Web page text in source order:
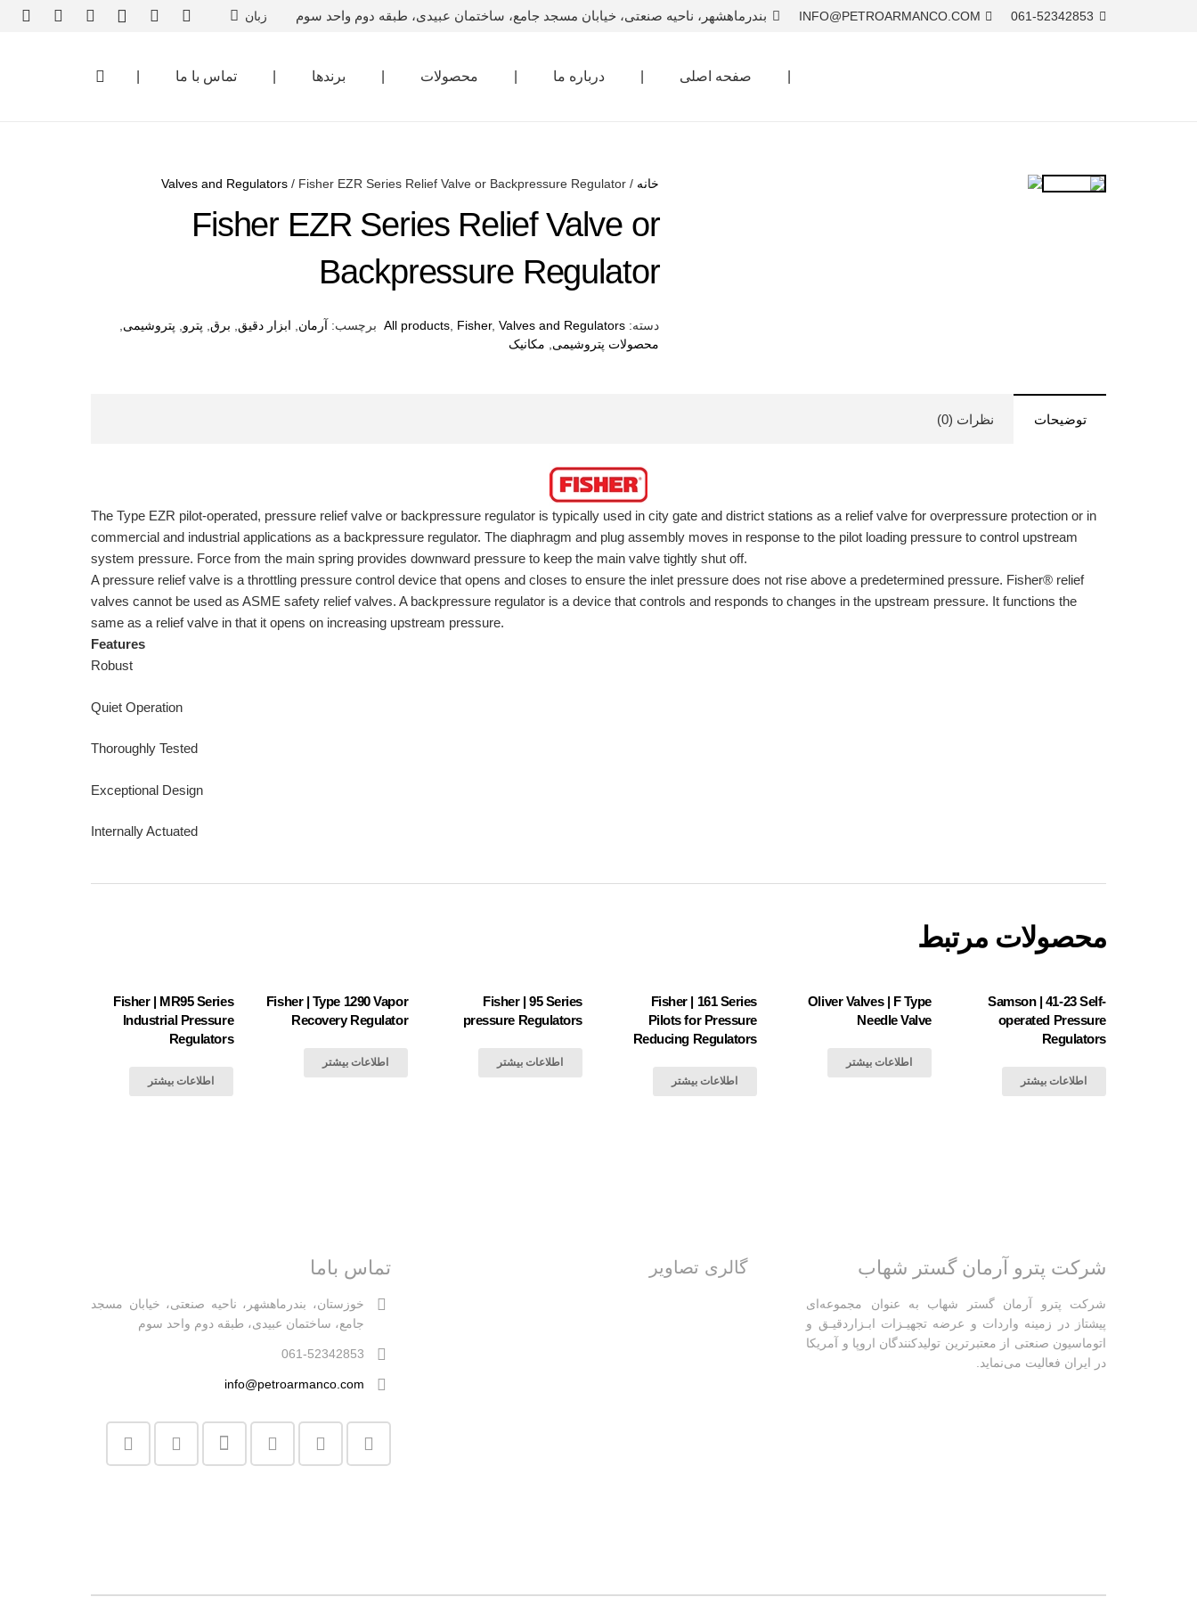
061-52342853
INFO@PETROARMANCO.COM بندرماهشهر، ناحیه صنعتی، خیابان مسجد جامع، ساختمان عبیدی، طبقه دوم واحد سوم زبان
صفحه اصلی درباره ما محصولات برندها تماس با ما
خانه /
Valves and Regulators / Fisher EZR Series Relief Valve or Backpressure Regulator
Fisher EZR Series Relief Valve or
Backpressure Regulator
دسته: All products Fisher,Valves and Regulators برچسب: آرمان ابزار دقیق برق پترو پتروشیمی
محصولات پتروشیمی
مکانیک
توضیحات نظرات (0)
The Type EZR pilot-operated, pressure relief valve or backpressure regulator is typically used in city gate and district stations as a relief valve for overpressure protection or in
commercial and industrial applications as a backpressure regulator. The diaphragm and plug assembly moves in response to the pilot loading pressure to control upstream
system pressure. Force from the main spring provides downward pressure to keep the main valve tightly shut off.
A pressure relief valve is a throttling pressure control device that opens and closes to ensure the inlet pressure does not rise above a predetermined pressure. Fisher® relief
valves cannot be used as ASME safety relief valves. A backpressure regulator is a device that controls and responds to changes in the upstream pressure. It functions the
same as a relief valve in that it opens on increasing upstream pressure.
Features
Robust
Quiet Operation
Thoroughly Tested
Exceptional Design
Internally Actuated
محصولات مرتبط
Samson | 41-23 Self-
operated Pressure
Regulators
اطلاعات بیشتر
Oliver Valves | F Type
Needle Valve
اطلاعات بیشتر
Fisher | 161 Series
Pilots for Pressure
Reducing Regulators
اطلاعات بیشتر
Fisher | 95 Series
pressure Regulators
اطلاعات بیشتر
Fisher | Type 1290 Vapor
Recovery Regulator
اطلاعات بیشتر
Fisher | MR95 Series
Industrial Pressure
Regulators
اطلاعات بیشتر
شرکت پترو آرمان گستر شهاب
شرکت پترو آرمان گستر شهاب به عنوان مجموعه‌ای
پیشتاز در زمینه واردات و عرضه تجهیـزات ابـزاردقیـق و
اتوماسیون صنعتی از معتبرترین تولیدکنندگان اروپا و آمریکا
در ایران فعالیت‌‌ می‌نماید.
گالری تصاویر تماس باما
خوزستان، بندرماهشهر، ناحیه صنعتی، خیابان مسجد
جامع، ساختمان عبیدی، طبقه دوم واحد سوم
061-52342853
info@petroarmanco.com